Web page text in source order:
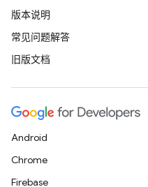
版本说明
常见问题解答
旧版文档
Android
Chrome
Firebase